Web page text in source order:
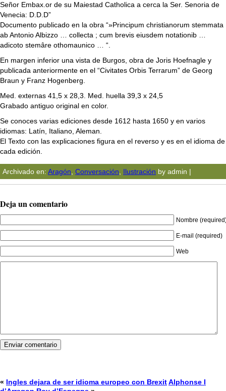
Señor Embax.or de su Maiestad Catholica a cerca la Ser. Senoria de
Venecia: D.D.D”
Documento publicado en la obra “»Principum christianorum stemmata
ab Antonio Albizzo … collecta ; cum brevis eiusdem notationib …
adicoto stemâre othomaunico … “.
En margen inferior una vista de Burgos, obra de Joris Hoefnagle y
publicada anteriormente en el “Civitates Orbis Terrarum” de Georg
Braun y Franz Hogenberg.
Med. externas 41,5 x 28,3. Med. huella 39,3 x 24,5
Grabado antiguo original en color.
Se conoces varias ediciones desde 1612 hasta 1650 y en varios
idiomas: Latín, Italiano, Aleman.
El Texto con las explicaciones figura en el reverso y es en el idioma de
cada edición.
Archivado en: Aragón Conversación Ilustración by admin |
Deja un comentario
Nombre
E-mail (required)
Web
« Ingles dejara de ser idioma europeo con BrexitAlphonse I